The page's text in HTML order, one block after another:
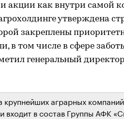
акции как внутри самой
утверждена
закреплены
в том числе в сфере
генеральный
аграрных
входит в состав Группы АФК